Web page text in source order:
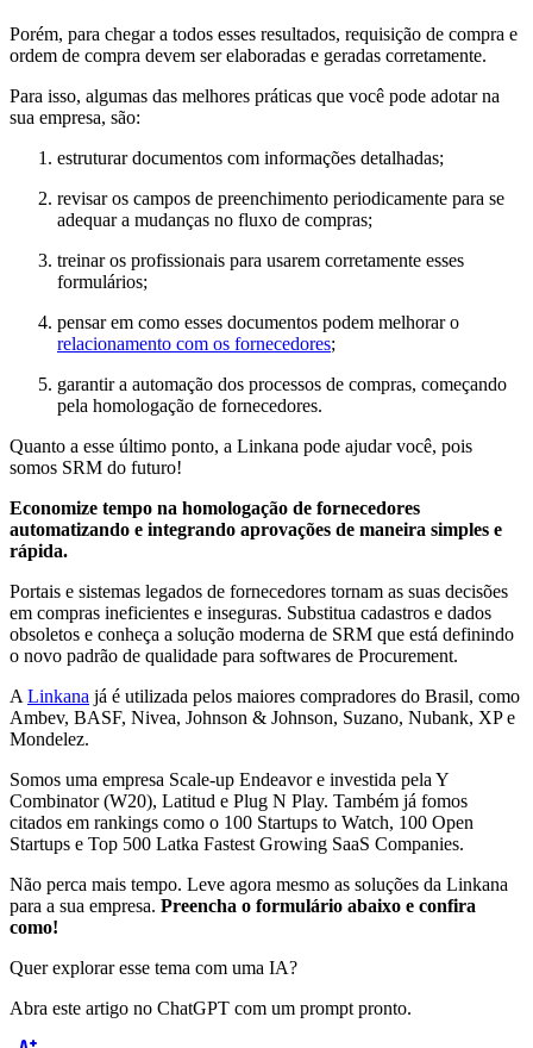
Porém, para chegar a todos esses resultados, requisição de compra e
ordem de compra devem ser elaboradas e geradas corretamente.
Para isso, algumas das melhores práticas que você pode adotar na
sua empresa, são:
estruturar documentos com informações detalhadas;
revisar os campos de preenchimento periodicamente para se
adequar a mudanças no fluxo de compras;
treinar os profissionais para usarem corretamente esses
formulários;
pensar em como esses documentos podem melhorar o
relacionamento com os fornecedores;
garantir a automação dos processos de compras, começando
pela homologação de fornecedores.
Quanto a esse último ponto, a Linkana pode ajudar você, pois
somos SRM do futuro!
Economize tempo na homologação de fornecedores
automatizando e integrando aprovações de maneira simples e
rápida.
Portais e sistemas legados de fornecedores tornam as suas decisões
em compras ineficientes e inseguras. Substitua cadastros e dados
obsoletos e conheça a solução moderna de SRM que está definindo
o novo padrão de qualidade para softwares de Procurement.
A Linkana já é utilizada pelos maiores compradores do Brasil, como
Ambev, BASF, Nivea, Johnson & Johnson, Suzano, Nubank, XP e
Mondelez.
Somos uma empresa Scale-up Endeavor e investida pela Y
Combinator (W20), Latitud e Plug N Play. Também já fomos
citados em rankings como o 100 Startups to Watch, 100 Open
Startups e Top 500 Latka Fastest Growing SaaS Companies.
Não perca mais tempo. Leve agora mesmo as soluções da Linkana
para a sua empresa. Preencha o formulário abaixo e confira
como!
Quer explorar esse tema com uma IA?
Abra este artigo no ChatGPT com um prompt pronto.